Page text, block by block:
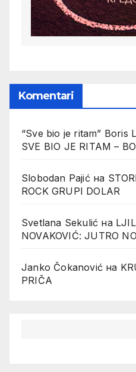
Komentari
“Sve bio je ritam” Boris
SVE BIO JE RITAM –
Slobodan Pajićна
ROCK GRUPI DOLAR
Svetlana Sekulić на
NOVAKOVIĆ: JUTRO
Janko Čokanović на
PRIČA